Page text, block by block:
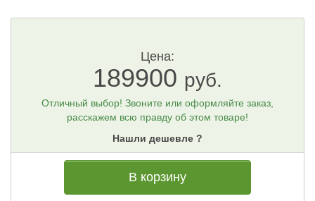
Цена:
189900 руб.
Отличный выбор! Звоните или оформляйте заказ,
расскажем всю правду об этом товаре!
Нашли дешевле ?
В корзину